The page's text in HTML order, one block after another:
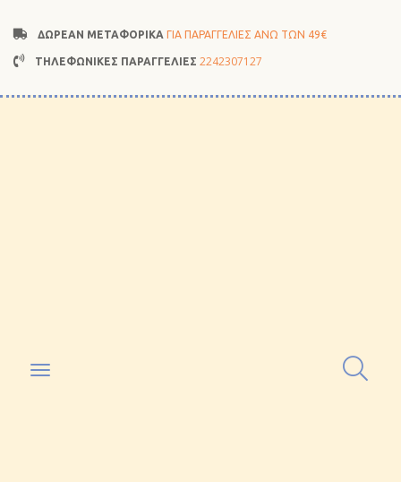
ΔΩΡΕΑΝ ΜΕΤΑΦΟΡΙΚΑ ΓΙΑ ΠΑΡΑΓΓΕΛΙΕΣ ΑΝΩ ΤΩΝ 49€
ΤΗΛΕΦΩΝΙΚΕΣ ΠΑΡΑΓΓΕΛΙΕΣ 2242307127
Toggle